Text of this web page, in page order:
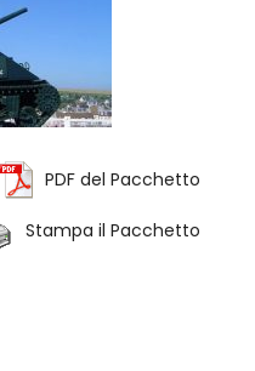
PDF del Pacchetto
Stampa il Pacchetto